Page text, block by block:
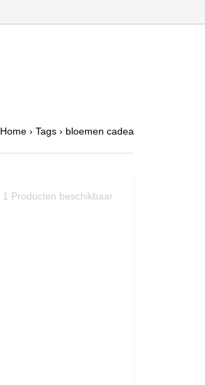
Home › Tags › bloemen cadea
1 Producten beschikbaar